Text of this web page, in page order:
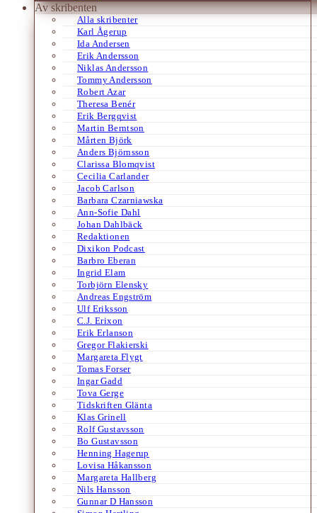
Av skribenten
Alla skribenter
Karl Ågerup
Ida Andersen
Erik Andersson
Niklas Andersson
Tommy Andersson
Robert Azar
Theresa Benér
Erik Bergqvist
Martin Berntson
Mårten Björk
Anders Björnsson
Clarissa Blomqvist
Cecilia Carlander
Jacob Carlson
Barbara Czarniawska
Ann-Sofie Dahl
Johan Dahlbäck
Redaktionen
Dixikon Podcast
Barbro Eberan
Ingrid Elam
Torbjörn Elensky
Andreas Engström
Ulf Eriksson
C.J. Erixon
Erik Erlanson
Gregor Flakierski
Margareta Flygt
Tomas Forser
Ingar Gadd
Tova Gerge
Tidskriften Glänta
Klas Grinell
Rolf Gustavsson
Bo Gustavsson
Henning Hagerup
Lovisa Håkansson
Margareta Hallberg
Nils Hansson
Gunnar D Hansson